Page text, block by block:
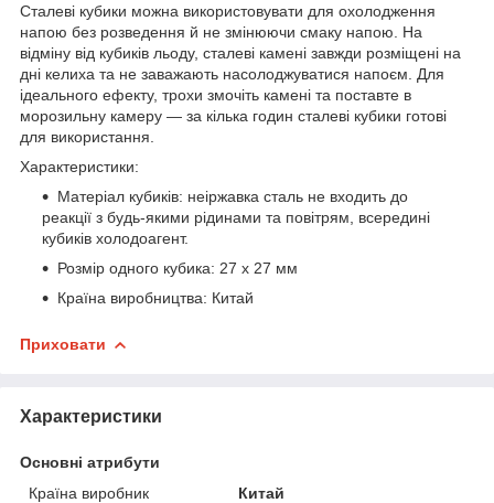
Сталеві кубики можна використовувати для охолодження
напою без розведення й не змінюючи смаку напою. На
відміну від кубиків льоду, сталеві камені завжди розміщені на
дні келиха та не заважають насолоджуватися напоєм. Для
ідеального ефекту, трохи змочіть камені та поставте в
морозильну камеру — за кілька годин сталеві кубики готові
для використання.
Характеристики:
Матеріал кубиків: неіржавка сталь не входить до
реакції з будь-якими рідинами та повітрям, всередині
кубиків холодоагент.
Розмір одного кубика: 27 х 27 мм
Країна виробництва: Китай
Приховати
Характеристики
Основні атрибути
Країна виробник
Китай